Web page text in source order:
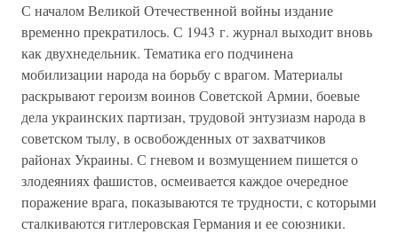
С началом Великой Отечественной войны издание
временно прекратилось. С 1943 г. журнал выходит вновь
как двухнедельник. Тематика его подчинена
мобилизации народа на борьбу с врагом. Материалы
раскрывают героизм воинов Советской Армии, боевые
дела украинских партизан, трудовой энтузиазм народа в
советском тылу, в освобожденных от захватчиков
районах Украины. С гневом и возмущением пишется о
злодеяниях фашистов, осмеивается каждое очередное
поражение врага, показываются те трудности, с которыми
сталкиваются гитлеровская Германия и ее союзники.